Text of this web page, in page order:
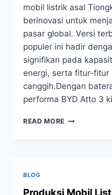
mobil listrik asal
berinovasi untuk
pasar global. Versi
populer ini hadir
signifikan pada
energi, serta fitur-fitur
canggih.Dengan
performa BYD Atto 3
READ MORE
BLOG